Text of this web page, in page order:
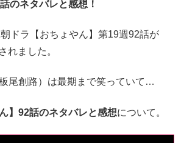
のネタバレと感想！
ドラ【おちょやん】第19週92話が
れました。
尾創路）は最期まで笑っていて…
】92話のネタバレと感想について。